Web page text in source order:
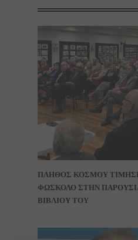
ΠΛΗΘΟΣ ΚΟΣΜΟΥ
ΦΩΣΚΟΛΟ ΣΤΗΝ
ΒΙΒΛΙΟΥ ΤΟΥ